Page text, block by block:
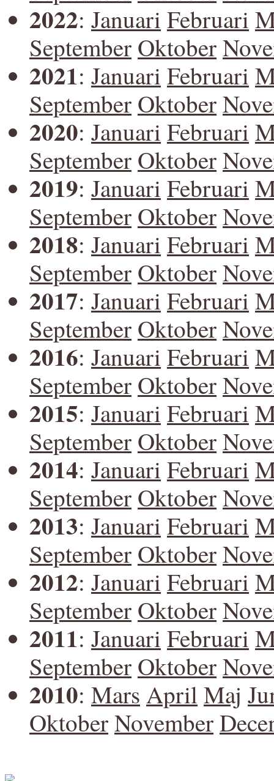
2022: Januari Februari
September Oktober
2021: Januari Februari
September Oktober
2020: Januari Februari
September Oktober
2019: Januari Februari
September Oktober
2018: Januari Februari
September Oktober
2017: Januari Februari
September Oktober
2016: Januari Februari
September Oktober
2015: Januari Februari
September Oktober
2014: Januari Februari
September Oktober
2013: Januari Februari
September Oktober
2012: Januari Februari
September Oktober
2011: Januari Februari
September Oktober
2010: Mars April Maj
OktoberNovember